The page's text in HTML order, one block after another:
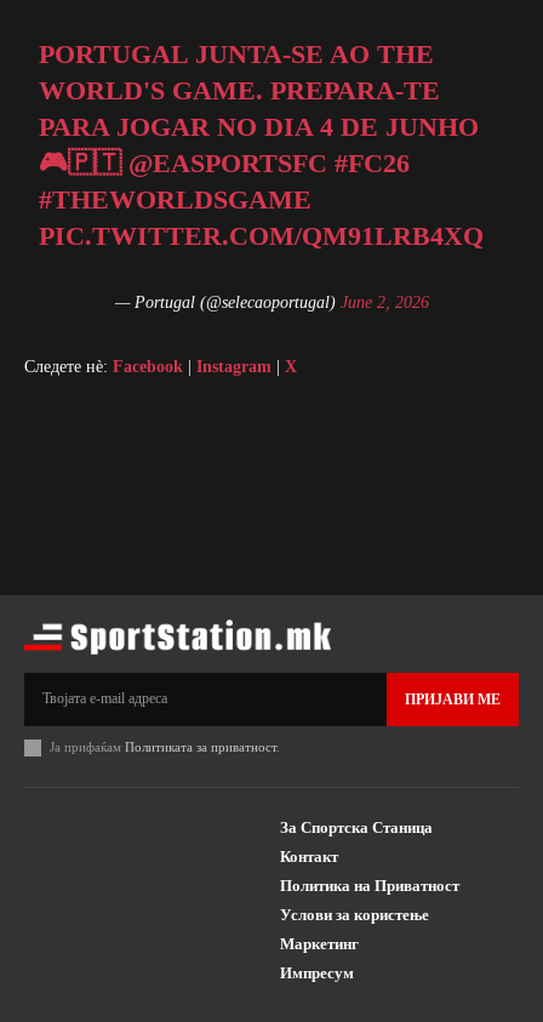
PORTUGAL JUNTA-SE AO THE
WORLD'S GAME. PREPARA-TE
PARA JOGAR NO DIA 4 DE JUNHO
🎮🇵🇹 @EASPORTSFC #FC26
#THEWORLDSGAME
PIC.TWITTER.COM/QM91LRB4XQ
— Portugal (@selecaoportugal) June 2, 2026
Следете нè: Facebook | Instagram | X
ПРИЈАВИ МЕ
Ја прифаќам Политиката за приватност.
За Спортска Станица
Контакт
Политика на Приватност
Услови за користење
Маркетинг
Импресум